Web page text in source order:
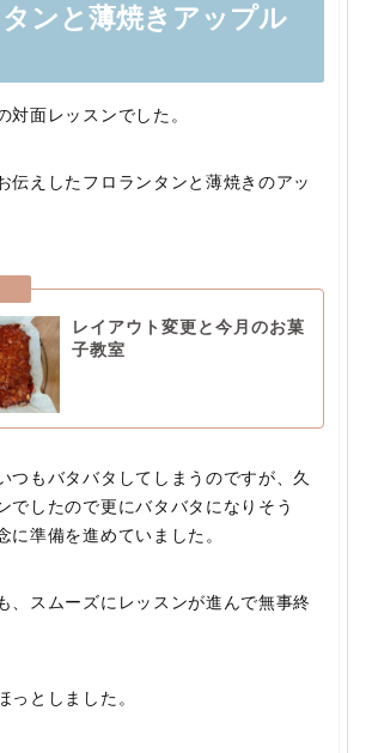
ンと薄焼きアップル
対面レッスンでした。
伝えしたフロランタンと薄焼きのアッ
レイアウト変更と今月のお菓
子教室
つもバタバタしてしまうのですが、久
でしたので更にバタバタになりそう
に準備を進めていました。
、スムーズにレッスンが進んで無事終
っとしました。